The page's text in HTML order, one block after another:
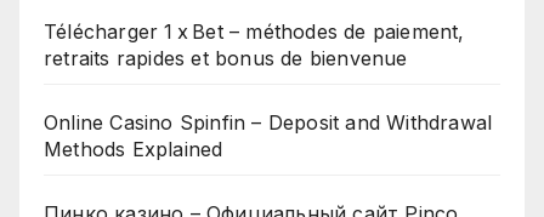
Télécharger 1 x Bet – méthodes de paiement,
retraits rapides et bonus de bienvenue
Online Casino Spinfin – Deposit and Withdrawal
Methods Explained